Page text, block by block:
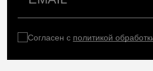
Согласен с политикой